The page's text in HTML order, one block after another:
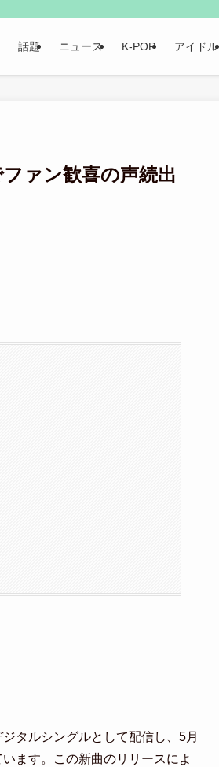
話題 ニュース K-POP アイドル
ァン歓喜の声続出
タルシングルとして配信し、5月
ます。この新曲のリリースによ